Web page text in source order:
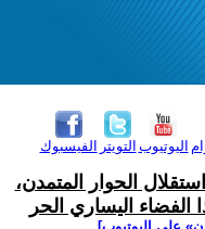
الفيسبوك التويتر اليوتيوب
الحوار المتمدن،
اليساري الحر